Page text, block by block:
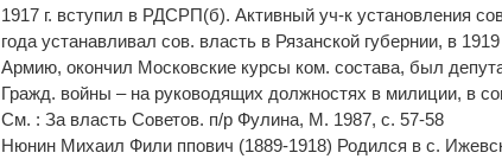
1917 г. вступил в РДСРП(б). Активный уч-к установления
года устанавливал сов. власть в Рязанской губернии, в
Армию, окончил Московские курсы ком. состава, был
Гражд. войны – на руководящих должностях в милиции, в
См. : За власть Советов. п/р Фулина, М. 1987, с. 57-58
Нюнин Михаил Фили ппович (1889-1918) Родился в с.